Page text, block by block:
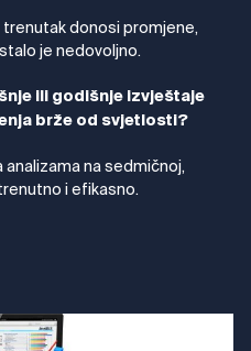
donosi promjene,
je nedovoljno.
ili godišnje izvještaje
brže od svjetlosti?
analizama na sedmičnoj,
i efikasno.